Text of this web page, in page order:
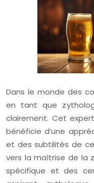
Dans le monde des
en tant que
clairement. Cet
bénéficie d’une
et des subtilités de ce
vers la maîtrise de la
spécifique et des